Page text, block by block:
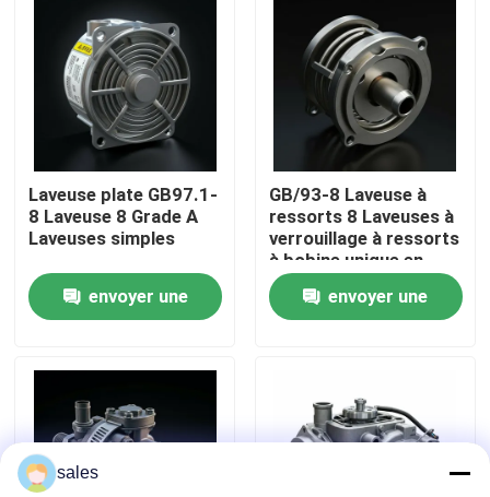
À propos de nous
Visite de l'usine
Contrôle de la qualité
Nous contacter
Montage du moteur
Montage du bloc moteur et accessoire
Laveuse plate GB97.1-
8 Laveuse 8 Grade A
Laveuses simples
envoyer une
GB/93-8 Laveuse à
ressorts 8 Laveuses à
verrouillage à ressorts
à bobine unique en
acier inoxydable
envoyer une
sales